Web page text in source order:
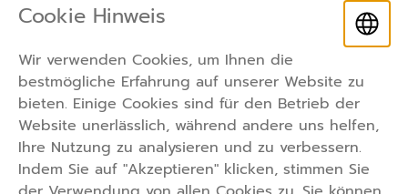
Sie interessieren Sich für unser
Angebot?
Kontaktieren Sie uns jetzt!
cozylikehomegmbh@outlook.com
+49 157 92527820
Cookie Hinweis
Wir verwenden Cookies, um Ihnen die
bestmögliche Erfahrung auf unserer Website zu
bieten. Einige Cookies sind für den Betrieb der
Website unerlässlich, während andere uns helfen,
Ihre Nutzung zu analysieren und zu verbessern.
Indem Sie auf "Akzeptieren" klicken, stimmen Sie